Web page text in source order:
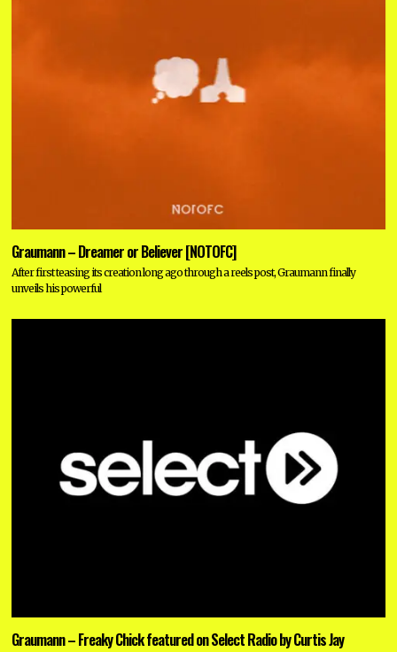
Graumann – Dreamer or Believer [NOTOFC]
After first teasing its creation long ago through a reels post, Graumann finally
unveils his powerful
Graumann – Freaky Chick featured on Select Radio by Curtis Jay